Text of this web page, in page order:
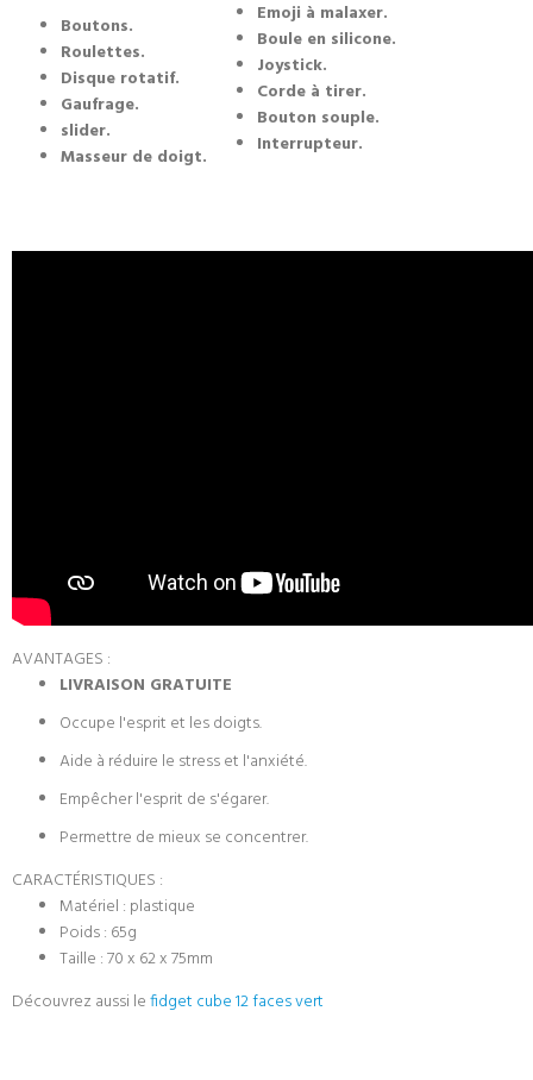
Boutons.
Roulettes.
Disque rotatif.
Gaufrage.
slider.
Masseur de doigt.
Emoji à malaxer.
Boule en silicone.
Joystick.
Corde à tirer.
Bouton souple.
Interrupteur.
AVANTAGES :
LIVRAISON GRATUITE
Occupe l'esprit et les doigts.
Aide à réduire le stress et l'anxiété.
Empêcher l'esprit de s'égarer.
Permettre de mieux se concentrer.
CARACTÉRISTIQUES :
Matériel : plastique
Poids : 65g
Taille :70 x 62 x 75mm
Découvrez aussi lefidget cube 12 faces vert